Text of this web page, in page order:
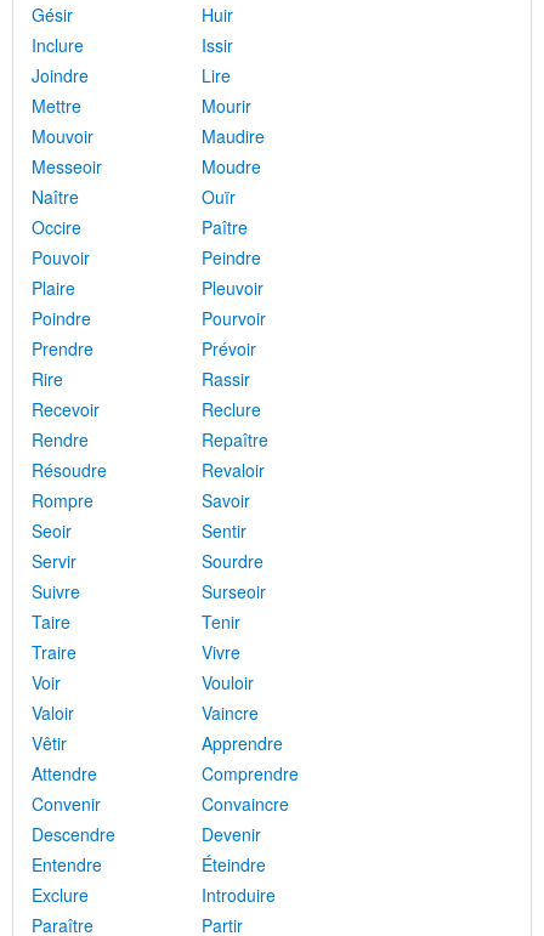
Gésir
Huir
Inclure
Issir
Joindre
Lire
Mettre
Mourir
Mouvoir
Maudire
Messeoir
Moudre
Naître
Ouïr
Occire
Paître
Pouvoir
Peindre
Plaire
Pleuvoir
Poindre
Pourvoir
Prendre
Prévoir
Rire
Rassir
Recevoir
Reclure
Rendre
Repaître
Résoudre
Revaloir
Rompre
Savoir
Seoir
Sentir
Servir
Sourdre
Suivre
Surseoir
Taire
Tenir
Traire
Vivre
Voir
Vouloir
Valoir
Vaincre
Vêtir
Apprendre
Attendre
Comprendre
Convenir
Convaincre
Descendre
Devenir
Entendre
Éteindre
Exclure
Introduire
Paraître
Partir